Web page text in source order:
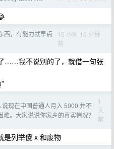
西，有能力就早点
15 小时 16 分钟
前
了……我不说别的了，就借一句张
说现在中国普通人月入 5000 并不
。大家说说你家乡的真实情况？
1
天
前
是列举傻 x 和废物